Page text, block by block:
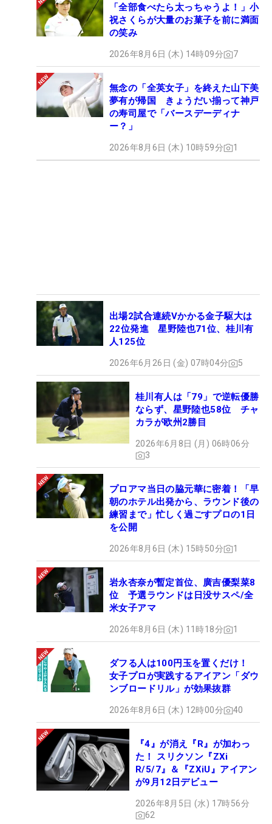
「全部食べたら太っちゃうよ！」小
祝さくらが大量のお菓子を前に満面
の笑み
2026年8月6日 (木) 14時09分 7
無念の「全英女子」を終えた山下美
夢有が帰国 きょうだい揃って神戸
の寿司屋で「バースデーディナ
ー？」
2026年8月6日 (木) 10時59分 1
出場2試合連続Vかかる金子駆大は
22位発進 星野陸也71位、桂川有
人125位
2026年6月26日 (金) 07時04分 5
桂川有人は「79」で逆転優勝
ならず、星野陸也58位 チャ
カラが欧州2勝目
2026年6月8日 (月) 06時06分
3
プロアマ当日の脇元華に密着！「早
朝のホテル出発から、ラウンド後の
練習まで」忙しく過ごすプロの1日
を公開
2026年8月6日 (木) 15時50分 1
岩永杏奈が暫定首位、廣吉優梨菜8
位 予選ラウンドは日没サスペ/全
米女子アマ
2026年8月6日 (木) 11時18分 1
ダフる人は100円玉を置くだけ！
女子プロが実践するアイアン「ダウ
ンブロードリル」が効果抜群
2026年8月6日 (木) 12時00分 40
『4』が消え『R』が加わっ
た！ スリクソン『ZXi
R/5/7』＆『ZXiU』アイアン
が9月12日デビュー
2026年8月5日 (水) 17時56分
62